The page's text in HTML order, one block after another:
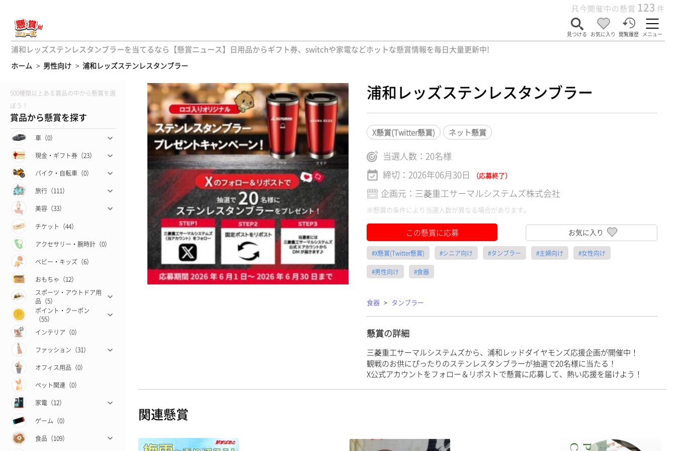
只今開催中の懸賞 123 件
見つける お気に入り 閲覧履歴 メニュー
浦和レッズステンレスタンブラーを当てるなら【懸賞ニュース】日用品からギフト券、switchや家電などホットな懸賞情報を毎日大量更新中!
ホーム > 男性向け > 浦和レッズステンレスタンブラー
500種類以上ある賞品の中から懸賞を選
ぼう！
賞品から懸賞を探す
車（0）
現金・ギフト券（23）
バイク・自転車（0）
旅行（111）
美容（33）
チケット（44）
アクセサリー・腕時計（0）
ベビー・キッズ（6）
おもちゃ（12）
スポーツ・アウトドア用
品（5）
ポイント・クーポン
（55）
インテリア（0）
ファッション（31）
オフィス用品（0）
ペット関連（0）
家電（12）
ゲーム（0）
食品（109）
浦和レッズステンレスタンブラー
X懸賞(Twitter懸賞) ネット懸賞
当選人数： 20名様
締切：2026年06月30日
（応募終了）
企画元：三菱重工サーマルシステムズ株式会社
※懸賞の条件により当選人数が異なる場合があります。
この懸賞に応募 お気に入り
#X懸賞(Twitter懸賞) #シニア向け #タンブラー #主婦向け #女性向け
#男性向け #食器
食器 > タンブラー
懸賞の詳細
三菱重工サーマルシステムズから、浦和レッドダイヤモンズ応援企画が開催中！
観戦のお供にぴったりのステンレスタンブラーが抽選で20名様に当たる！
X公式アカウントをフォロー＆リポストで懸賞に応募して、熱い応援を届けよう！
関連懸賞